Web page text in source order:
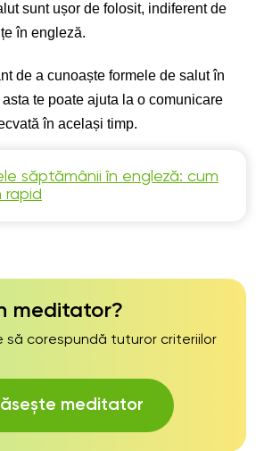
sunt ușor de folosit, indiferent de
în engleză.
de a cunoaște formele de salut în
te poate ajuta la o comunicare
în același timp.
săptămânii în engleză: cum
rapid
meditator?
să corespundă tuturor criteriilor
meditator